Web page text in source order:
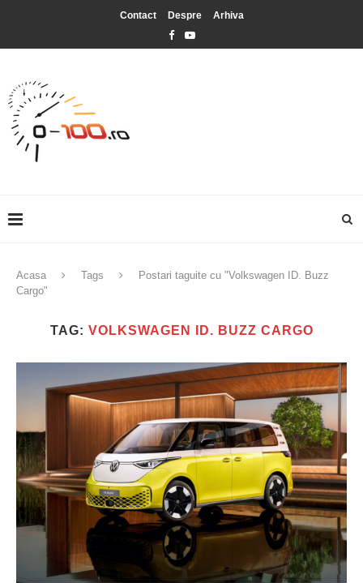
Contact Despre Arhiva
Acasa Tags
Postari taguite cu "Volkswagen ID. Buzz
Cargo"
TAG: VOLKSWAGEN ID. BUZZ CARGO